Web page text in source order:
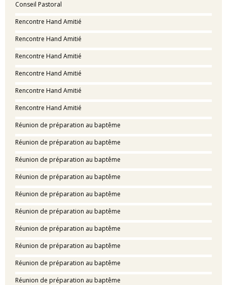
Conseil Pastoral
Rencontre Hand Amitié
Rencontre Hand Amitié
Rencontre Hand Amitié
Rencontre Hand Amitié
Rencontre Hand Amitié
Rencontre Hand Amitié
Réunion de préparation au baptême
Réunion de préparation au baptême
Réunion de préparation au baptême
Réunion de préparation au baptême
Réunion de préparation au baptême
Réunion de préparation au baptême
Réunion de préparation au baptême
Réunion de préparation au baptême
Réunion de préparation au baptême
Réunion de préparation au baptême